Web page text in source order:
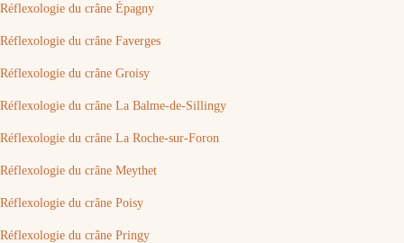
Réflexologie du crâne Épagny
Réflexologie du crâne Faverges
Réflexologie du crâne Groisy
Réflexologie du crâne La Balme-de-Sillingy
Réflexologie du crâne La Roche-sur-Foron
Réflexologie du crâne Meythet
Réflexologie du crâne Poisy
Réflexologie du crâne Pringy